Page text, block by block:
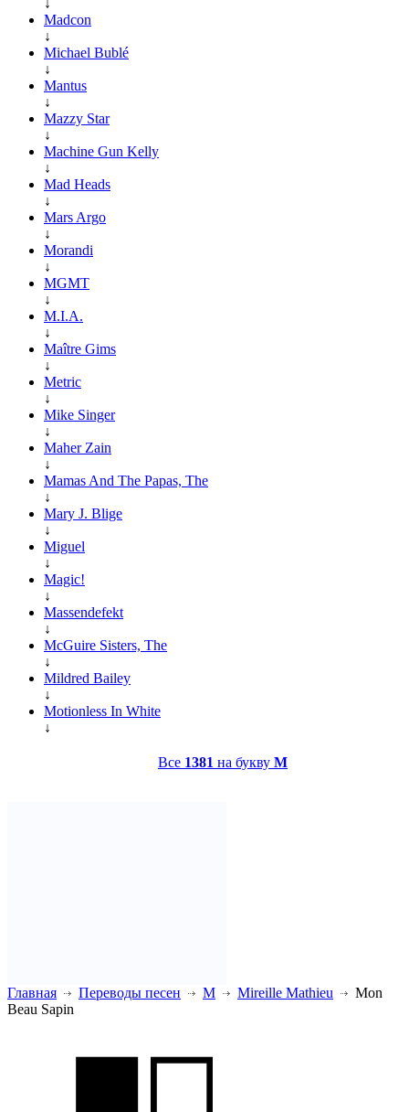
Madcon
↓
Michael Bublé
↓
Mantus
↓
Mazzy Star
↓
Machine Gun Kelly
↓
Mad Heads
↓
Mars Argo
↓
Morandi
↓
MGMT
↓
M.I.A.
↓
Maître Gims
↓
Metric
↓
Mike Singer
↓
Maher Zain
↓
Mamas And The Papas, The
↓
Mary J. Blige
↓
Miguel
↓
Magic!
↓
Massendefekt
↓
McGuire Sisters, The
↓
Mildred Bailey
↓
Motionless In White
↓
Все 1381 на букву M
Главная Переводы песен M Mireille Mathieu
Mon
Beau Sapin